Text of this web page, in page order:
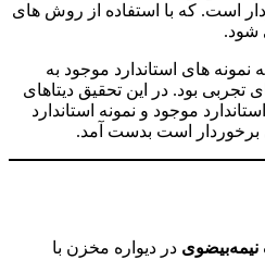
است. که با استفاده از روش های
شود.
های استاندارد موجود به
تجربی بود. در این تحقیق دیتاهای
موجود و نمونه استاندارد
برخوردار است بدست آمد.
در دیواره مخزن با